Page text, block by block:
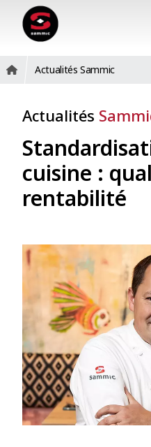
Actualités Sammic
Actualités
cuisine :
rentabilité